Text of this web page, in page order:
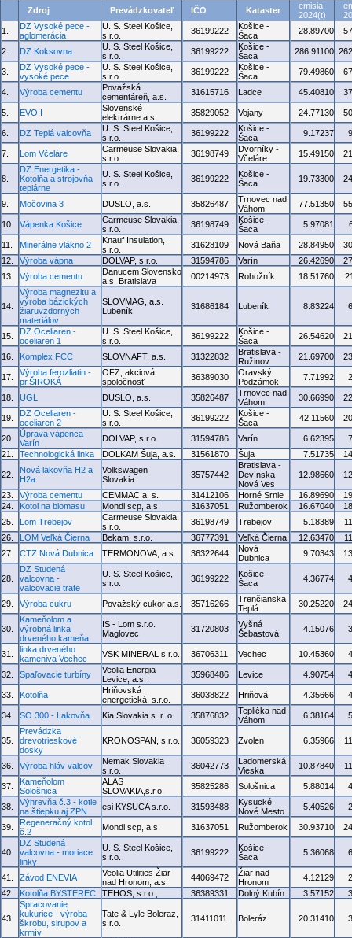
Zdroj Prevádzkovateľ IČO Kataster
emisia
2024(t)
1.
DZ Vysoké pece -
aglomerácia
U. S. Steel Košice,
s.r.o.
36199222
Košice -
Šaca
28.89700
2. DZ Koksovna
U. S. Steel Košice,
s.r.o.
36199222
Košice -
Šaca
286.91100
3.
DZ Vysoké pece -
vysoké pece
U. S. Steel Košice,
s.r.o.
36199222
Košice -
Šaca
79.49860
4. Výroba cementu
Považská
cementáreň, a.s.
31615716 Ladce 45.40810
5. EVO I
Slovenské
elektrárne a.s.
35829052 Vojany 24.77130
6. DZ Teplá valcovňa
U. S. Steel Košice,
s.r.o.
36199222
Košice -
Šaca
9.17237
7. Lom Včeláre
Carmeuse Slovakia,
s.r.o.
36198749
Dvorníky -
Včeláre
15.49150
8.
DZ Energetika -
Kotolňa a strojovňa
teplárne
U. S. Steel Košice,
s.r.o.
36199222
Košice -
Šaca
19.73300
9. Močovina 3 DUSLO, a.s. 35826487
Trnovec nad
Váhom
77.51350
10. Vápenka Košice
Carmeuse Slovakia,
s.r.o.
36198749
Košice -
Šaca
5.97081
11. Minerálne vlákno 2
Knauf Insulation,
s.r.o.
31628109 Nová Baňa 28.84950
12.
Výroba vápna DOLVAP, s.r.o. 31594786 Varín 26.42690
13.
Výroba cementu
Danucem Slovensko
a.s. Bratislava
00214973 Rohožník 18.51760
14.
Výroba magnezitu a
výroba bázických
žiaruvzdorných
materiálov
SLOVMAG, a.s.
Lubeník
31686184 Lubeník 8.83224
15.
DZ Oceliaren -
oceliaren 1
U. S. Steel Košice,
s.r.o.
36199222
Košice -
Šaca
26.54620
16. Komplex FCC SLOVNAFT, a.s. 31322832
Bratislava -
Ružinov
21.69700
17.
Výroba ferozliatin -
pr.ŠIROKÁ
OFZ, akciová
spoločnosť
36389030
Oravský
Podzámok
7.71992
18. UGL DUSLO, a.s. 35826487
Trnovec nad
Váhom
30.66990
19.
DZ Oceliaren -
oceliaren 2
U. S. Steel Košice,
s.r.o.
36199222
Košice -
Šaca
42.11560
20.
Úprava vápenca
Varín
DOLVAP, s.r.o. 31594786 Varín 6.62395
21.
Technologická linka DOLKAM Šuja, a.s. 31561870 Šuja 7.51735
22.
Nová lakovňa H2 a
H2a
Volkswagen
Slovakia
35757442
Bratislava -
Devínska
Nová Ves
12.98660
23. Výroba cementu CEMMAC a. s. 31412106 Horné Srnie 16.89690
24.
Kotol na biomasu Mondi scp, a.s. 31637051 Ružomberok 16.67040
25.
Lom Trebejov
Carmeuse Slovakia,
s.r.o.
36198749 Trebejov 5.18389
26.
LOM Veľká Čierna Bekam, s.r.o. 36777391 Veľká Čierna 12.63470
27.
CTZ Nová Dubnica TERMONOVA, a.s. 36322644
Nová
Dubnica
9.70343
28.
DZ Studená
valcovna -
valcovacie trate
U. S. Steel Košice,
s.r.o.
36199222
Košice -
Šaca
4.36774
29. Výroba cukru Považský cukor a.s. 35716266
Trenčianska
Teplá
30.25220
30.
Kameňolom a
výrobná linka
drveného kameňa
IS - Lom s.r.o.
Maglovec
31720803
Vyšná
Šebastová
4.15076
31.
linka drveného
kameniva Vechec
VSK MINERAL s.r.o. 36706311 Vechec 10.45360
32. Spaľovacie turbíny
Veolia Energia
Levice, a.s.
35968486 Levice 4.90754
33. Kotolňa
Hriňovská
energetická, s.r.o.
36038822 Hriňová 4.35666
34. SO 300 - Lakovňa Kia Slovakia s. r. o. 35876832
Teplička nad
Váhom
6.38164
35.
Prevádzka
drevotrieskové
dosky
KRONOSPAN, s.r.o. 36059323 Zvolen 6.35966
36. Výroba hláv valcov
Nemak Slovakia
s.r.o.
36042773
Ladomerská
Vieska
10.87840
37.
Kameňolom
Sološnica
ALAS
SLOVAKIA,s.r.o.
35825286 Sološnica 5.88014
38.
Výhrevňa č.3 - kotle
na štiepku aj ZPN
esi KYSUCA s.r.o. 31593488
Kysucké
Nové Mesto
5.40526
39.
Regeneračný kotol
č.2
Mondi scp, a.s. 31637051 Ružomberok 30.93710
40.
DZ Studená
valcovna - moriace
linky
U. S. Steel Košice,
s.r.o.
36199222
Košice -
Šaca
5.36068
41. Závod ENEVIA
Veolia Utilities Žiar
nad Hronom, a.s.
44069472
Žiar nad
Hronom
4.12129
42.
Kotolňa BYSTEREC TEHOS, s.r.o., 36389331 Dolný Kubín 3.57152
43.
Spracovanie
kukurice - výroba
škrobu, sirupov a
krmív
Tate & Lyle Boleraz,
s.r.o.
31411011 Boleráz 20.31410